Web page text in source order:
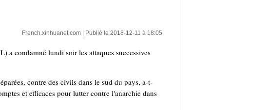
French.xinhuanet.com| Publié le 2018-12-11 à 18:05
condamné lundi soir les attaques successives
contre des civils dans le sud du pays, a-t-
et efficaces pour lutter contre l'anarchie dans